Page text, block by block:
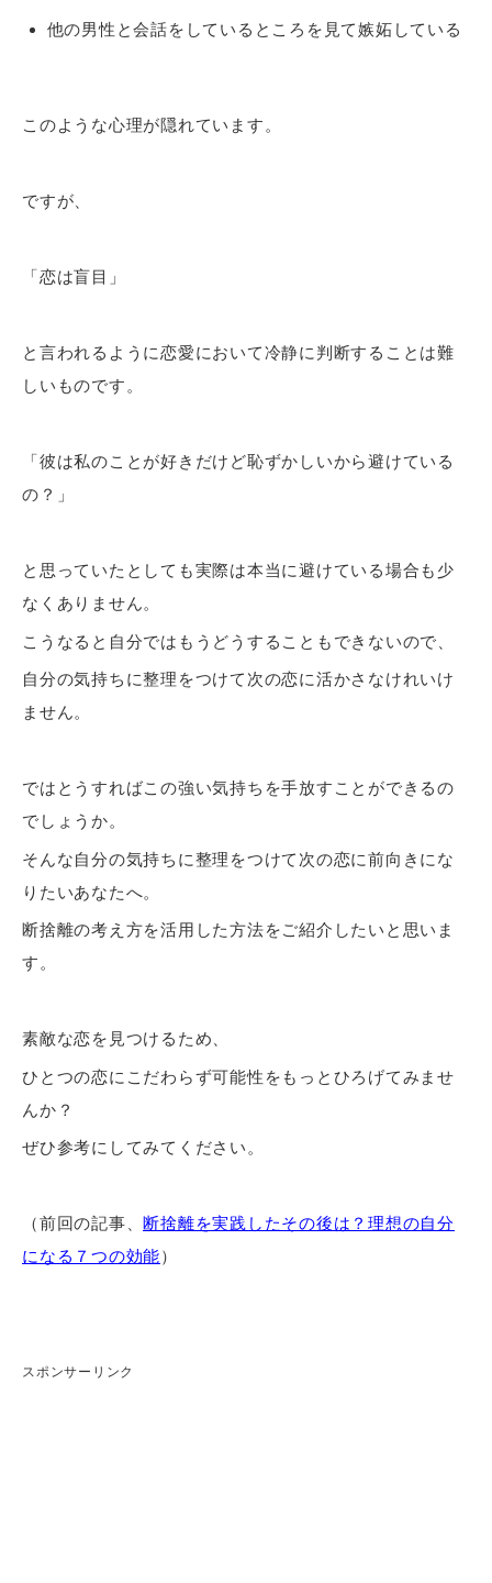
他の男性と会話をしているところを見て嫉妬している
このような心理が隠れています。
ですが、
「恋は盲目」
と言われるように恋愛において冷静に判断することは難
しいものです。
「彼は私のことが好きだけど恥ずかしいから避けている
の？」
と思っていたとしても実際は本当に避けている場合も少
なくありません。
こうなると自分ではもうどうすることもできないので、
自分の気持ちに整理をつけて次の恋に活かさなけれいけ
ません。
ではとうすればこの強い気持ちを手放すことができるの
でしょうか。
そんな自分の気持ちに整理をつけて次の恋に前向きにな
りたいあなたへ。
断捨離の考え方を活用した方法をご紹介したいと思いま
す。
素敵な恋を見つけるため、
ひとつの恋にこだわらず可能性をもっとひろげてみませ
んか？
ぜひ参考にしてみてください。
（前回の記事、断捨離を実践したその後は？理想の自分
になる７つの効能）
スポンサーリンク